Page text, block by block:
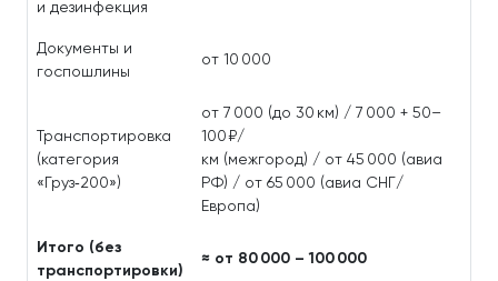
и дезинфекция
Документы и
госпошлины
от 10 000
Транспортировка
(категория
«Груз‑200»)
от 7 000 (до 30 км) / 7 000 + 50–
100 ₽/
км (межгород) / от 45 000 (авиа
РФ) / от 65 000 (авиа СНГ/
Европа)
Итого (без
транспортировки)
≈ от 80 000 – 100 000